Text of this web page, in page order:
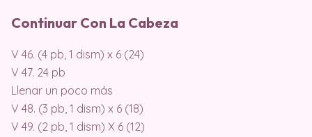
Continuar Con La Cabeza
V 46. (4 pb, 1 dism) x 6 (24)
V 47. 24 pb
Llenar un poco más
V 48. (3 pb, 1 dism) x 6 (18)
V 49. (2 pb, 1 dism) X 6 (12)